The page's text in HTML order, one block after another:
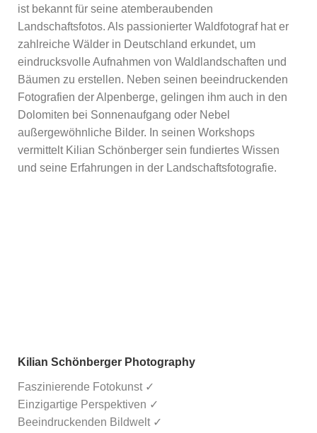
ist bekannt für seine atemberaubenden
Landschaftsfotos. Als passionierter Waldfotograf hat er
zahlreiche Wälder in Deutschland erkundet, um
eindrucksvolle Aufnahmen von Waldlandschaften und
Bäumen zu erstellen. Neben seinen beeindruckenden
Fotografien der Alpenberge, gelingen ihm auch in den
Dolomiten bei Sonnenaufgang oder Nebel
außergewöhnliche Bilder. In seinen Workshops
vermittelt Kilian Schönberger sein fundiertes Wissen
und seine Erfahrungen in der Landschaftsfotografie.
Kilian Schönberger Photography
Faszinierende Fotokunst ✓
Einzigartige Perspektiven ✓
Beeindruckenden Bildwelt ✓